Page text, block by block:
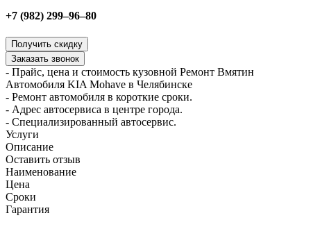
+7 (982) 299‒96‒80
- Прайс, цена и стоимость кузовной Ремонт Вмятин
Автомобиля KIA Mohave в Челябинске
- Ремонт автомобиля в короткие сроки.
- Адрес автосервиса в центре города.
- Специализированный автосервис.
Услуги
Описание
Оставить отзыв
Наименование
Цена
Сроки
Гарантия